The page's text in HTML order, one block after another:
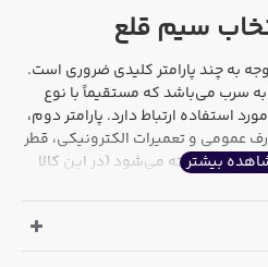
سیم قلع
به چند پارامتر کلیدی ضروری است.
سرب می‌باشد که مستقیماً با نوع
استفاده ارتباط دارد. پارامتر دوم،
عمومی و تعمیرات الکترونیکی، قطر
سایز شناخته می‌شود (در این کالا